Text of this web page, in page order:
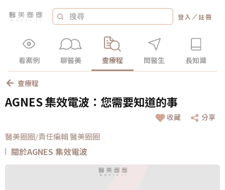
登入 ／註冊
看案例 聊醫美 查療程 問醫生 長知識
查療程
AGNES 集效電波：您需要知道的事
收藏 分享
醫美圈圈/責任編輯 醫美圈圈
關於AGNES 集效電波